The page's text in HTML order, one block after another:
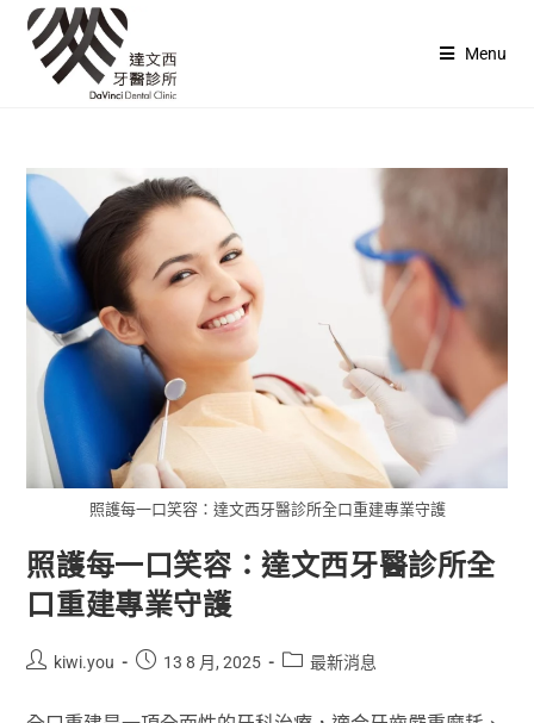
Menu
照護每一口笑容：達文西牙醫診所全口重建專業守護
照護每一口笑容：達文西牙醫診所全
口重建專業守護
kiwi.you 13 8 月, 2025 最新消息